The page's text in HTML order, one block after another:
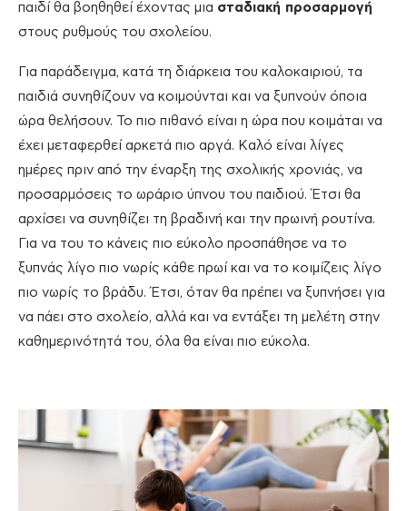
παιδί θα βοηθηθεί έχοντας μια σταδιακή προσαρμογή
στους ρυθμούς του σχολείου.
Για παράδειγμα, κατά τη διάρκεια του καλοκαιριού, τα
παιδιά συνηθίζουν να κοιμούνται και να ξυπνούν όποια
ώρα θελήσουν. Το πιο πιθανό είναι η ώρα που κοιμάται να
έχει μεταφερθεί αρκετά πιο αργά. Καλό είναι λίγες
ημέρες πριν από την έναρξη της σχολικής χρονιάς, να
προσαρμόσεις το ωράριο ύπνου του παιδιού. Έτσι θα
αρχίσει να συνηθίζει τη βραδινή και την πρωινή ρουτίνα.
Για να του το κάνεις πιο εύκολο προσπάθησε να το
ξυπνάς λίγο πιο νωρίς κάθε πρωί και να το κοιμίζεις λίγο
πιο νωρίς το βράδυ. Έτσι, όταν θα πρέπει να ξυπνήσει για
να πάει στο σχολείο, αλλά και να εντάξει τη μελέτη στην
καθημερινότητά του, όλα θα είναι πιο εύκολα.